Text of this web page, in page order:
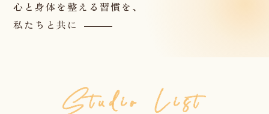
心と身体を整える習慣を、
私たちと共に